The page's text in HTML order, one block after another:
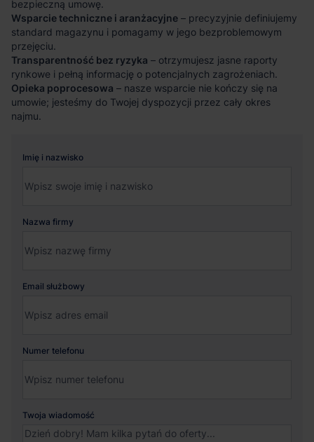
bezpieczną umowę.
Wsparcie techniczne i aranżacyjne – precyzyjnie definiujemy
standard magazynu i pomagamy w jego bezproblemowym
przejęciu.
Transparentność bez ryzyka – otrzymujesz jasne raporty
rynkowe i pełną informację o potencjalnych zagrożeniach.
Opieka poprocesowa – nasze wsparcie nie kończy się na
umowie; jesteśmy do Twojej dyspozycji przez cały okres
najmu.
Imię i nazwisko
Nazwa firmy
Email służbowy
Numer telefonu
Twoja wiadomość